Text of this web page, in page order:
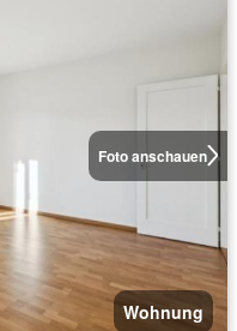
Foto anschauen
Wohnung